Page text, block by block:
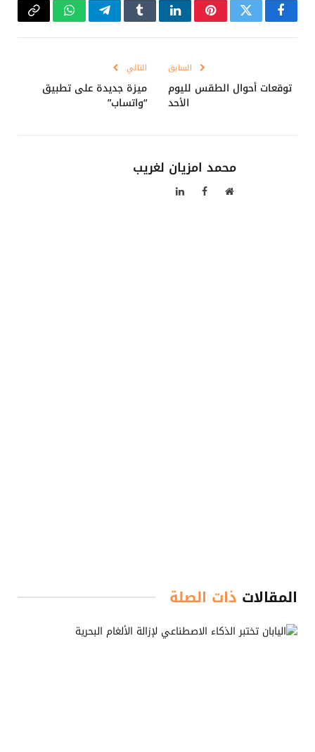
فيسبوكتويتر بينتيريستلينكدإنTumblrتيلقرامواتسابCopy
السابق
توقعات أحوال الطقس لليوم
الأحد
التالي
ميزة جديدة على تطبيق
“واتساب”
محمد امزيان لغريب
موقع فيسبوكلينكدإن
المقالات ذات الصلة